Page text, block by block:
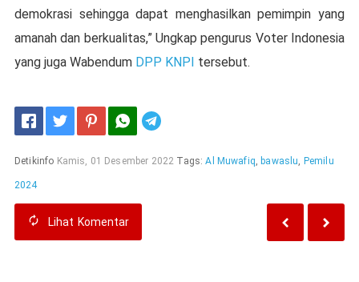
demokrasi sehingga dapat menghasilkan pemimpin yang
amanah dan berkualitas,” Ungkap pengurus Voter Indonesia
yang juga Wabendum DPP KNPI tersebut.
Detikinfo Kamis, 01 Desember 2022 Tags:Al Muwafiq, bawaslu, Pemilu
2024
Lihat Komentar